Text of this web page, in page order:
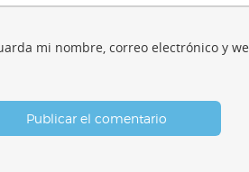
mi nombre, correo electrónico y